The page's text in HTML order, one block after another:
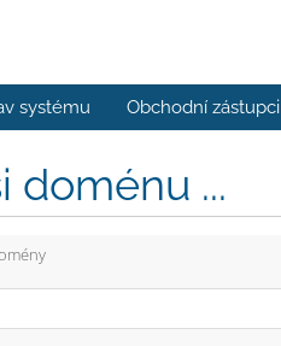
systému Obchodní zástupci
doménu ...